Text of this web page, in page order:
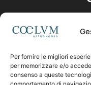
Per fornire le migliori
per memorizzare e/o
consenso a queste
Contattaci: